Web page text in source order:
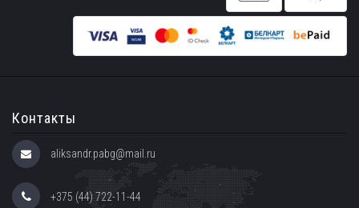
Контакты
aliksandr.pabg@mail.ru
+375 (44) 722-11-44